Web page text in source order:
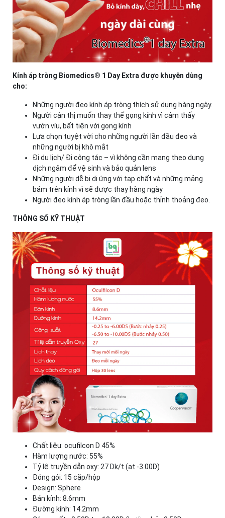
Kính áp tròng Biomedics® 1 Day Extra được khuyên dùng
cho:
Những người đeo kính áp tròng thích sử dụng hàng ngày.
Người cận thị muốn thay thế gọng kính vì cảm thấy
vướn víu, bất tiện với gọng kính
Lựa chọn tuyệt vời cho những người lần đầu đeo và
những người bị khô mắt
Đi du lịch/ Đi công tác – vì không cần mang theo dung
dịch ngâm để vệ sinh và bảo quản lens
Những người dễ bị dị ứng với tạp chất và những mảng
bám trên kính vì sẽ được thay hàng ngày
Người đeo kính áp tròng lần đầu hoặc thỉnh thoảng đeo.
THÔNG SỐ KỸ THUẬT
Chất liệu: ocufilcon D 45%
Hàm lượng nước: 55%
Tỷ lệ truyền dẫn oxy: 27 Dk/t (at -3.00D)
Đóng gói: 15 cặp/hộp
Design: Sphere
Bán kính: 8.6mm
Đường kính: 14.2mm